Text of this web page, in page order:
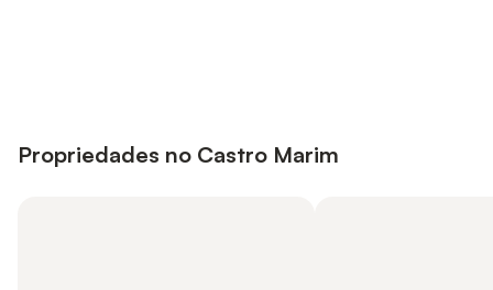
Propriedades no Castro Marim